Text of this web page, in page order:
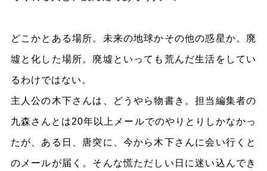
どこかとある場所。未来の地球かその他の惑星か。廃
墟と化した場所。廃墟といっても荒んだ生活をしてい
るわけではない。
主人公の木下さんは、どうやら物書き。担当編集者の
九森さんとは20年以上メールでのやりとりしかなかっ
たが、ある日、唐突に、今から木下さんに会い行くと
のメールが届く。そんな慌ただしい日に迷い込んでき